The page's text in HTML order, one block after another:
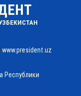
Республики